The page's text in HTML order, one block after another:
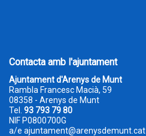
Contacta amb l'ajuntament
Ajuntament d'Arenys de Munt
Rambla Francesc Macià, 59
08358 - Arenys de Munt
Tel. 93 793 79 80
NIF P0800700G
a/e ajuntament@arenysdemunt.cat